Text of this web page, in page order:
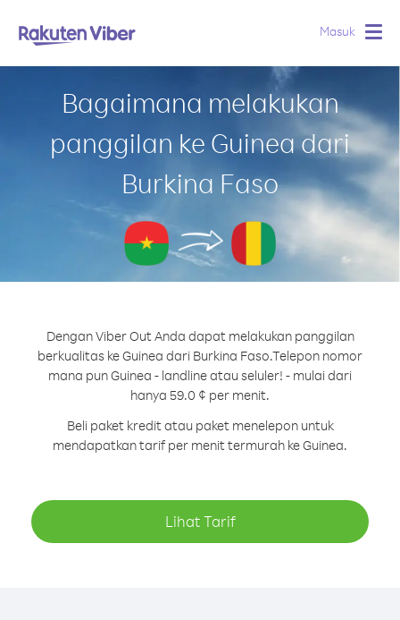
Masuk
Bagaimana melakukan
panggilan ke Guinea dari
Burkina Faso
Dengan Viber Out Anda dapat melakukan panggilan
berkualitas ke Guinea dari Burkina Faso.Telepon nomor
mana pun Guinea - landline atau seluler! - mulai dari
hanya 59.0 ¢ per menit.
Beli paket kredit atau paket menelepon untuk
mendapatkan tarif per menit termurah ke Guinea.
Lihat Tarif